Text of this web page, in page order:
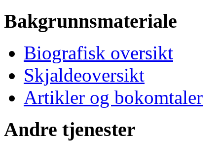
Bakgrunnsmateriale
Biografisk oversikt
Skjaldeoversikt
Artikler og bokomtaler
Andre tjenester